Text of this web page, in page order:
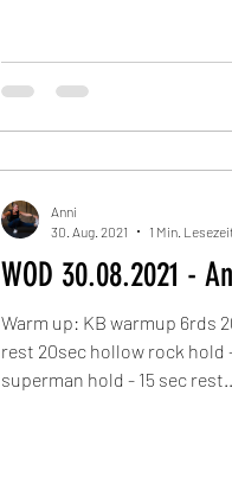
WOD 30.08.2021 -
Warm up: KB warmup 6rds
rest 20sec hollow rock hold
superman hold - 15 sec
Anni
30. Aug. 2021
1 Min.